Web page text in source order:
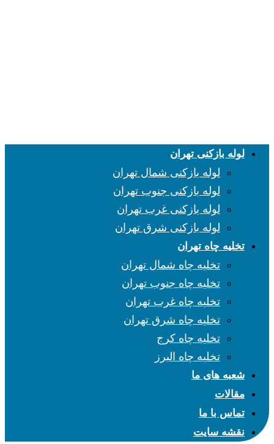
لوله بازکنی تهران
لوله بازکنی شمال تهران
لوله بازکنی جنوب تهران
لوله بازکنی غرب تهران
لوله بازکنی شرق تهران
تخلیه چاه تهران
تخلیه چاه شمال تهران
تخلیه چاه جنوب تهران
تخلیه چاه غرب تهران
تخلیه چاه شرق تهران
تخلیه چاه کرج
تخلیه چاه البرز
شعبه های ما
مقالات
تماس با ما
نقشه سایت